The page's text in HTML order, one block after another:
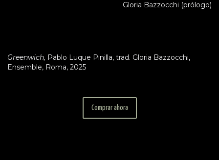
Gloria Bazzocchi (prólogo)
Greenwich, Pablo Luque Pinilla, trad. Gloria Bazzocchi,
Ensemble, Roma, 2025
Comprar a​​hora